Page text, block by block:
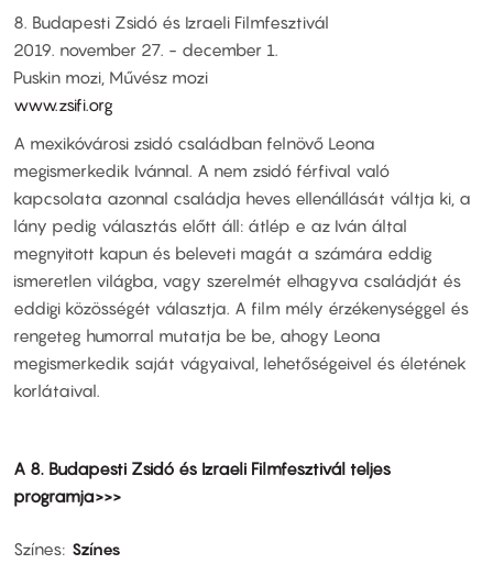
8. Budapesti Zsidó és Izraeli Filmfesztivál​
2019. november 27. - december 1.​
Puskin mozi, Művész mozi​
www.zsifi.org
A mexikóvárosi zsidó családban felnövő Leona
megismerkedik Ivánnal. A nem zsidó férfival való
kapcsolata azonnal családja heves ellenállását váltja ki, a
lány pedig választás előtt áll: átlép e az Iván által
megnyitott kapun és beleveti magát a számára eddig
ismeretlen világba, vagy szerelmét elhagyva családját és
eddigi közösségét választja. A film mély érzékenységgel és
rengeteg humorral mutatja be be, ahogy Leona
megismerkedik saját vágyaival, lehetőségeivel és életének
korlátaival.
A 8. Budapesti Zsidó és Izraeli Filmfesztivál teljes
programja>>>
Színes Színes